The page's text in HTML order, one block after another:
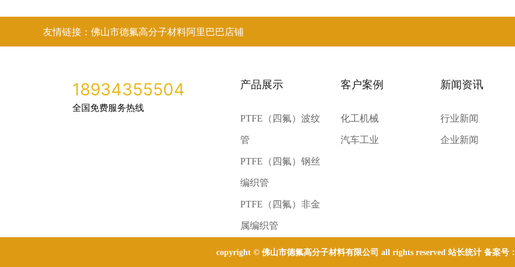
友情链接：佛山市德氟高分子材料阿里巴巴店铺
18934355504
全国免费服务热线
产品展示
PTFE（四氟）波纹
管
PTFE（四氟）钢丝
编织管
PTFE（四氟）非金
属编织管
客户案例
化工机械
汽车工业
新闻资讯
行业新闻
企业新闻
copyright © 佛山市德氟高分子材料有限公司 all rights reserved 站长统计 备案号：